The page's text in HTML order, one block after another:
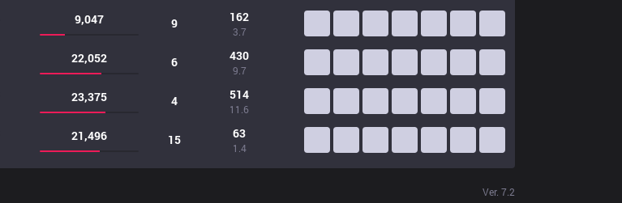
9,047 9 162
3.7
22,052 6 430
9.7
23,375 4 514
11.6
21,496 15 63
1.4
Ver. 7.2